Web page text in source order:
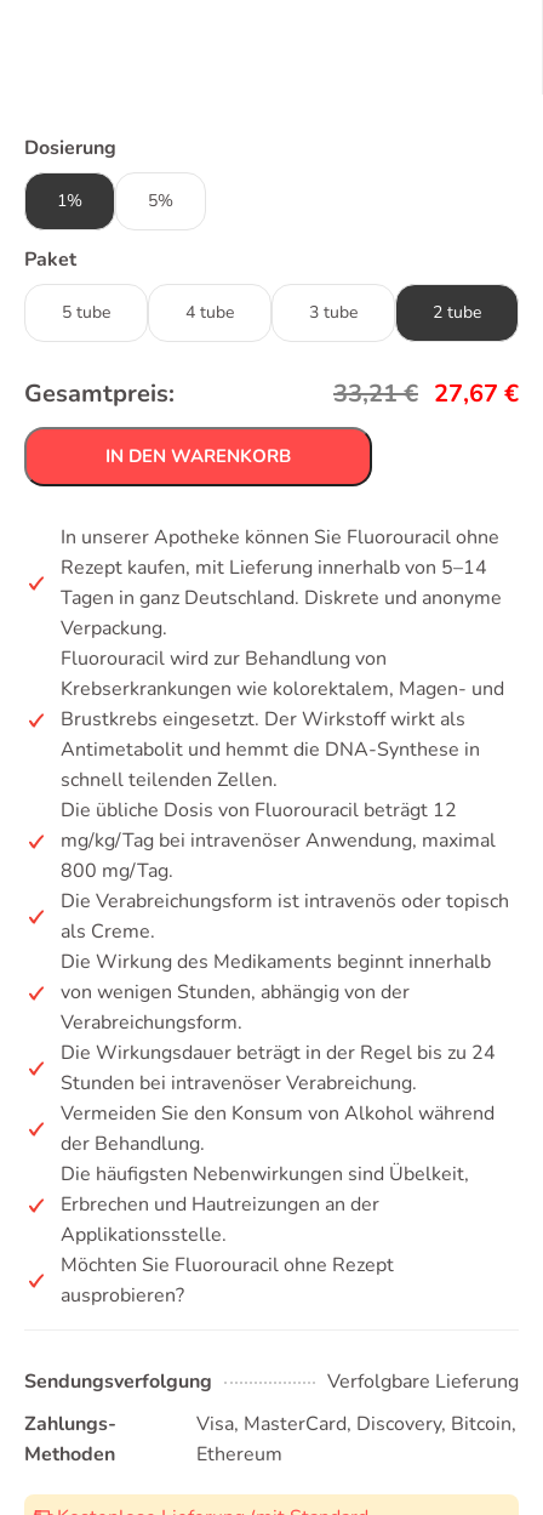
Dosierung
1% 5%
Paket
5 tube 4 tube 3 tube 2 tube
Gesamtpreis: 33,21€ 27,67 €
IN DEN WARENKORB
In unserer Apotheke können Sie Fluorouracil ohne
Rezept kaufen, mit Lieferung innerhalb von 5–14
Tagen in ganz Deutschland. Diskrete und anonyme
Verpackung.
Fluorouracil wird zur Behandlung von
Krebserkrankungen wie kolorektalem, Magen- und
Brustkrebs eingesetzt. Der Wirkstoff wirkt als
Antimetabolit und hemmt die DNA-Synthese in
schnell teilenden Zellen.
Die übliche Dosis von Fluorouracil beträgt 12
mg/kg/Tag bei intravenöser Anwendung, maximal
800 mg/Tag.
Die Verabreichungsform ist intravenös oder topisch
als Creme.
Die Wirkung des Medikaments beginnt innerhalb
von wenigen Stunden, abhängig von der
Verabreichungsform.
Die Wirkungsdauer beträgt in der Regel bis zu 24
Stunden bei intravenöser Verabreichung.
Vermeiden Sie den Konsum von Alkohol während
der Behandlung.
Die häufigsten Nebenwirkungen sind Übelkeit,
Erbrechen und Hautreizungen an der
Applikationsstelle.
Möchten Sie Fluorouracil ohne Rezept
ausprobieren?
Sendungsverfolgung
Verfolgbare Lieferung
Zahlungs-
Methoden
Visa, MasterCard, Discovery, Bitcoin,
Ethereum